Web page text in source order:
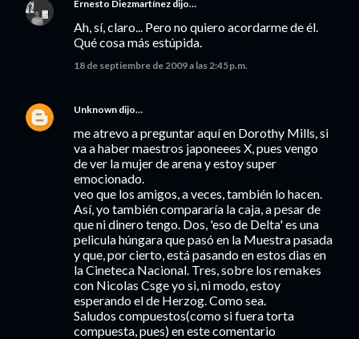
Ernesto Diezmartínez dijo…
Ah, sí, claro... Pero no quiero acordarme de él.
Qué cosa más estúpida.
18 de septiembre de 2009 a las 2:45 p.m.
Unknown dijo…
me atrevo a preguntar aquí en Dorothy Mills, si
va a haber maestros japoneees X, pues vengo
de ver la mujer de arena y estoy super
emocionado.
veo que los amigos, a veces, también lo hacen.
Así, yo también compararía la caja, a pesar de
que ni dinero tengo. Dos, 'eso de Delta' es una
pelicula húngara que pasó en la Muestra pasada
y que, por cierto, está pasando en estos dias en
la Cineteca Nacional. Tres, sobre los remakes
con Nicolas Csge yo si, ni modo, estoy
esperando el de Herzog. Como sea.
Saludos compuestos(como si fuera torta
compuesta, pues) en este comentario